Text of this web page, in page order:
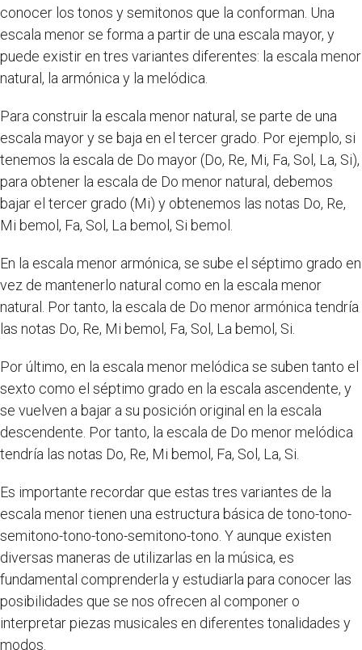
conocer los tonos y semitonos que la conforman. Una
escala menor se forma a partir de una escala mayor, y
puede existir en tres variantes diferentes: la escala menor
natural, la armónica y la melódica.
Para construir la escala menor natural, se parte de una
escala mayor y se baja en el tercer grado. Por ejemplo, si
tenemos la escala de Do mayor (Do, Re, Mi, Fa, Sol, La, Si),
para obtener la escala de Do menor natural, debemos
bajar el tercer grado (Mi) y obtenemos las notas Do, Re,
Mi bemol, Fa, Sol, La bemol, Si bemol.
En la escala menor armónica, se sube el séptimo grado en
vez de mantenerlo natural como en la escala menor
natural. Por tanto, la escala de Do menor armónica tendría
las notas Do, Re, Mi bemol, Fa, Sol, La bemol, Si.
Por último, en la escala menor melódica se suben tanto el
sexto como el séptimo grado en la escala ascendente, y
se vuelven a bajar a su posición original en la escala
descendente. Por tanto, la escala de Do menor melódica
tendría las notas Do, Re, Mi bemol, Fa, Sol, La, Si.
Es importante recordar que estas tres variantes de la
escala menor tienen una estructura básica de tono-tono-
semitono-tono-tono-semitono-tono. Y aunque existen
diversas maneras de utilizarlas en la música, es
fundamental comprenderla y estudiarla para conocer las
posibilidades que se nos ofrecen al componer o
interpretar piezas musicales en diferentes tonalidades y
modos.